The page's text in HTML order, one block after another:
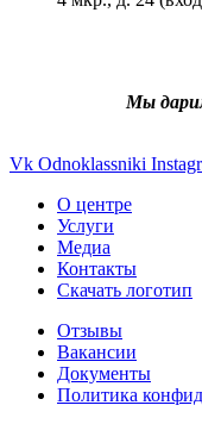
Мы
Vk Odnoklassniki
О центре
Услуги
Медиа
Контакты
Скачать логотип
Отзывы
Вакансии
Документы
Политика